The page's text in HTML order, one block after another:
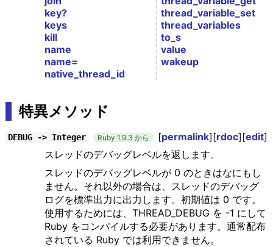
key?
keys
kill
name
name=
native_thread_id
thread_variable_set
thread_variables
to_s
value
wakeup
特異メソッド
DEBUG -> Integer Ruby 1.9.3 から [permalink][rdoc][edit]
スレッドのデバッグレベルを返します。
スレッドのデバッグレベルが 0 のときはなにもし
ません。それ以外の場合は、スレッドのデバッグ
ログを標準出力に出力します。初期値は 0 です。
使用するためには、THREAD_DEBUG を -1 にして
Ruby をコンパイルする必要があります。通常配布
されている Ruby では利用できません。